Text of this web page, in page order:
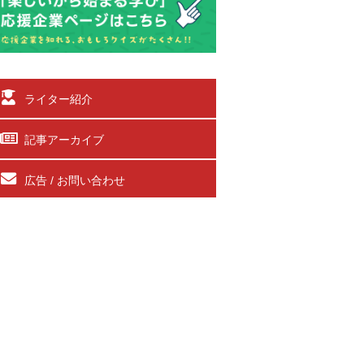
ライター紹介
記事アーカイブ
広告 / お問い合わせ